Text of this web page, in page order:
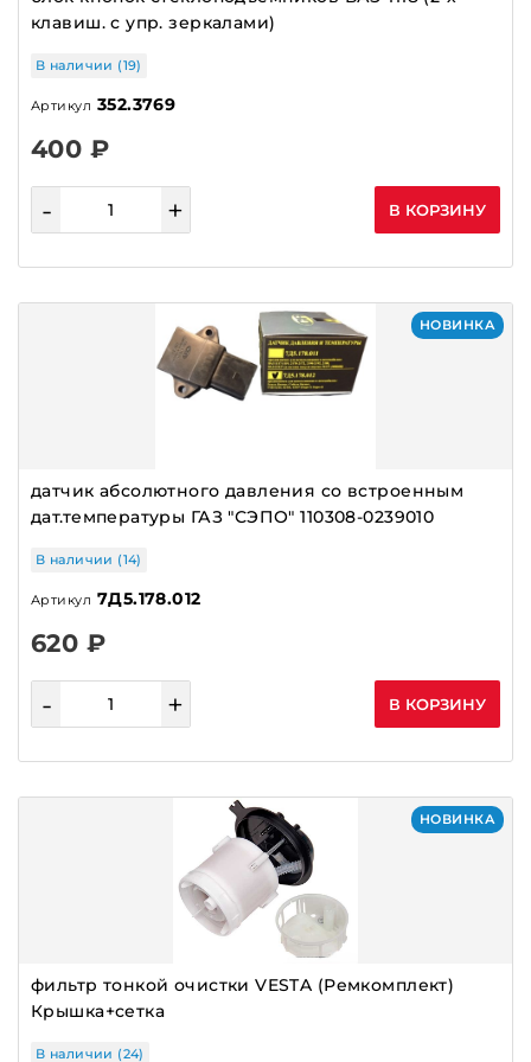
РЕМНИ ГЕНЕРАТОРА ИМПОРТНЫЕ
РЕМНИ ГРМ
РОЛИКИ
РЫЧАГИ СТЕКЛООЧИСТИТЕЛЯ
СИГНАЛЫ
ТЕРМОСТАТЫ
ТРАПЕЦИИ СТЕКЛООЧИСТИТЕЛЯ
ТРУБКИ
УЦЕНЁННЫЕ ТОВАРЫ
ФИКСАТОРЫ, ШТУЦЕРА
ФИЛЬТРА ВОЗДУШНЫЕ,САЛОННЫЕ
ФИЛЬТРА МАСЛА,ТОПЛИВО
ФОРСУНКИ ОРИГИНАЛ
клавиш. с упр. зеркалами)
В наличии (19)
Артикул 352.3769
400 ₽
- + В КОРЗИНУ
НОВИНКА
датчик абсолютного давления со встроенным
дат.температуры ГАЗ "СЭПО" 110308-0239010
В наличии (14)
Артикул 7Д5.178.012
620 ₽
- + В КОРЗИНУ
НОВИНКА
фильтр тонкой очистки VESTA (Ремкомплект)
Крышка+сетка
В наличии (24)